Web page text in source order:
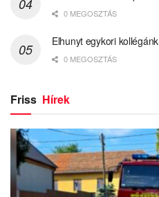
0 MEGOSZTÁS
Elhunyt egykori kollégánk
0 MEGOSZTÁS
Friss Hírek